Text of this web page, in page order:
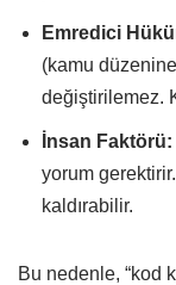
Emredici
(kamu
değiştirilemez.
İnsan Faktörü:
yorum
kaldırabilir.
Bu nedenle, “kod